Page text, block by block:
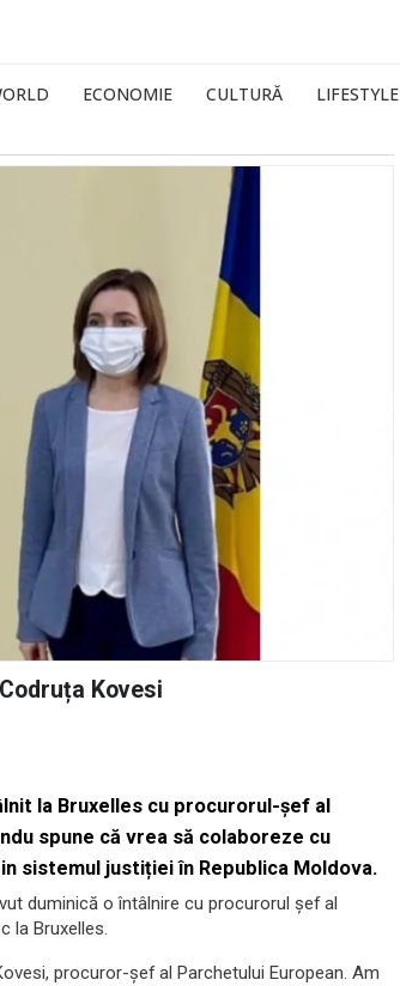
ECONOMIE CULTURĂ LIFESTYLE
Kovesi
la Bruxelles cu procurorul-șef al
spune că vrea să colaboreze cu
sistemul justiției în Republica Moldova.
duminică o întâlnire cu procurorul șef al
la Bruxelles.
procuror-șef al Parchetului European. Am